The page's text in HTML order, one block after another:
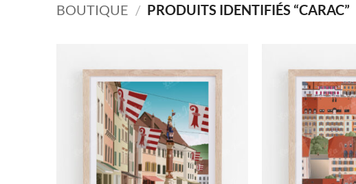
BOUTIQUE / PRODUITS IDENTIFIÉS “CARAC”